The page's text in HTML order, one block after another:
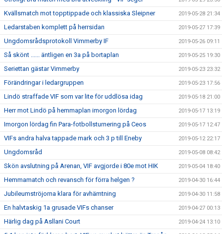
Kvällsmatch mot topptippade och klassiska Sleipner 2019-05-28 21:34
Ledarstaben komplett på herrsidan 2019-05-27 17:39
Ungdomsrådsprotokoll Vimmerby IF 2019-05-26 09:11
Så skönt ...... äntligen en 3a på bortaplan 2019-05-25 19:30
Seriettan gästar Vimmerby 2019-05-23 23:32
Förändringar i ledargruppen 2019-05-23 17:56
Lindö straffade VIF som var lite för uddlösa idag 2019-05-18 21:00
Herr mot Lindö på hemmaplan imorgon lördag 2019-05-17 13:19
Imorgon lördag fin Para-fotbollsturnering på Ceos 2019-05-17 12:47
VIFs andra halva tappade mark och 3 p till Eneby 2019-05-12 22:17
Ungdomsråd 2019-05-08 08:42
Skön avslutning på Arenan, VIF avgjorde i 80e mot HIK 2019-05-04 18:40
Hemmamatch och revansch för förra helgen ? 2019-04-30 16:44
Jubileumströjorna klara för avhämtning 2019-04-30 11:58
En halvtaskig 1a grusade VIFs chanser 2019-04-27 00:13
Härlig dag på Asllani Court 2019-04-24 13:10